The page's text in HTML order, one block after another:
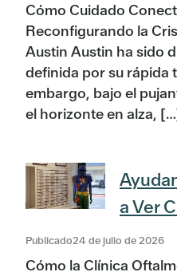
Cómo Cuidado
Reconfigurando la
Austin Austin ha sido
definida por su rápida
embargo, bajo el
el horizonte en alza,
a Ver
Publicado24 de julio de 2026
Cómo la Clínica